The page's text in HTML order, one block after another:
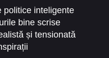
inteligente
bine scrise
și tensionată